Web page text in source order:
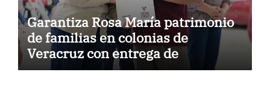
Garantiza Rosa María patrimonio
de familias en colonias de
Veracruz con entrega de
escrituras